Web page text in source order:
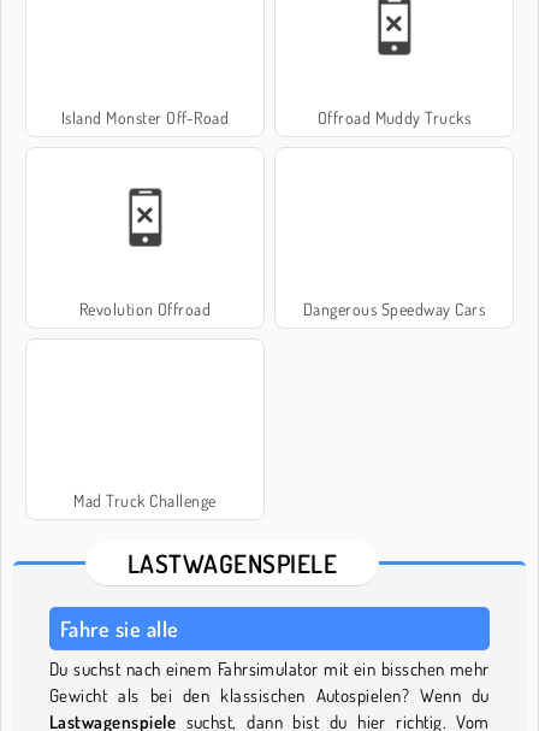
Island Monster Off-Road Offroad Muddy Trucks
Revolution Offroad Dangerous Speedway Cars
Mad Truck Challenge
LASTWAGENSPIELE
Fahre sie alle
Du suchst nach einem Fahrsimulator mit ein bisschen mehr
Gewicht als bei den klassischen Autospielen? Wenn du
Lastwagenspiele suchst, dann bist du hier richtig. Vom